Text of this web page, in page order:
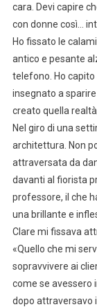
cara. Devi capire
con donne così…
Ho fissato le
antico e pesante
telefono. Ho
insegnato a
creato quella
Nel giro di una
architettura. Non
attraversata da
davanti al fiorista
professore, il che
una brillante e
Clare mi fissava
«Quello che mi
sopravvivere ai
come se avessero
dopo attraversavo